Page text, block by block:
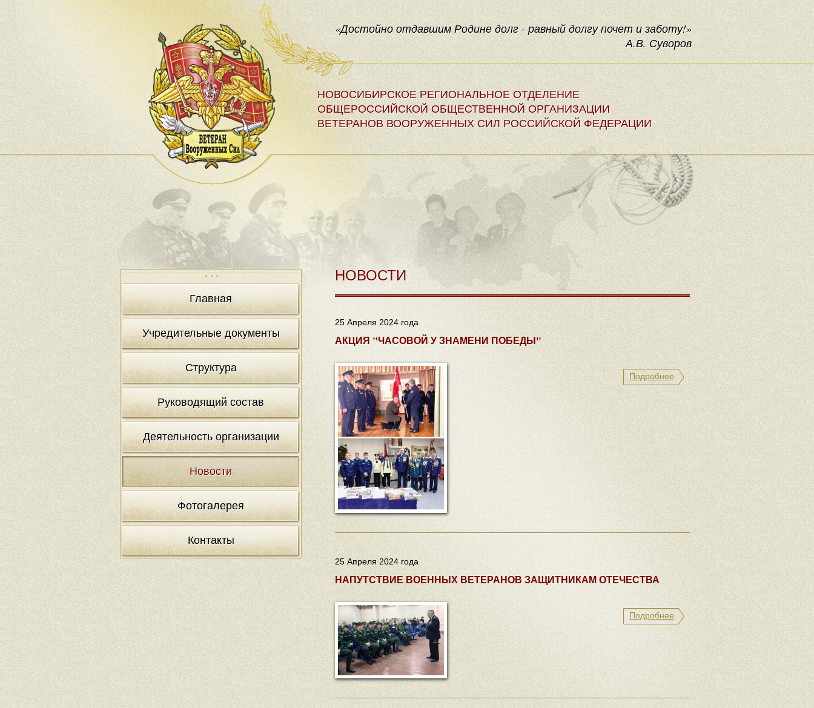
«Достойно отдавшим Родине долг - равный долгу почет и заботу!»
А.В. Суворов
НОВОСИБИРСКОЕ РЕГИОНАЛЬНОЕ ОТДЕЛЕНИЕ
ОБЩЕРОССИЙСКОЙ ОБЩЕСТВЕННОЙ ОРГАНИЗАЦИИ
ВЕТЕРАНОВ ВООРУЖЕННЫХ СИЛ РОССИЙСКОЙ ФЕДЕРАЦИИ
Главная
Учредительные документы
Структура
Руководящий состав
Деятельность организации
Новости
Фотогалерея
Контакты
НОВОСТИ
25 Апреля 2024 года
АКЦИЯ "ЧАСОВОЙ У ЗНАМЕНИ ПОБЕДЫ"
Подробнее
25 Апреля 2024 года
НАПУТСТВИЕ ВОЕННЫХ ВЕТЕРАНОВ ЗАЩИТНИКАМ ОТЕЧЕСТВА
Подробнее